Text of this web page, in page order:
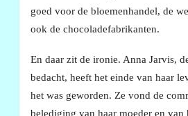
goed voor de bloemenhandel, de
ook de chocoladefabrikanten.
En daar zit de ironie. Anna Jarvis,
bedacht, heeft het einde van haar
het was geworden. Ze vond de
belediging van haar moeder en van